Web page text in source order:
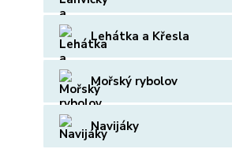
Lehátka a Křesla
Mořský rybolov
Navijáky